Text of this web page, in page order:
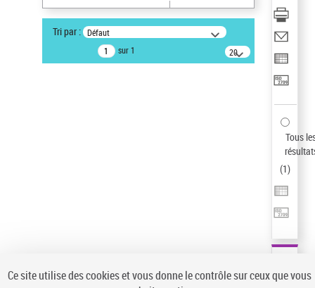
Statut de la notice d’autorité
Notice élémentaire
Type de notice d'autorité
Tri par : Défaut
sur 1
20
résultats/page
Tous
(1)
Ce site utilise des cookies et vous donne le contrôle sur ceux que vous